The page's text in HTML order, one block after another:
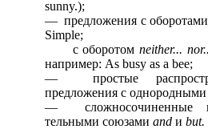
sunny.);
— предложения с оборотами
Simple;
с оборотомneither...
например: As busy as a bee;
— простые
предложения с
— сложносочиненные
тельными союзами and и but.